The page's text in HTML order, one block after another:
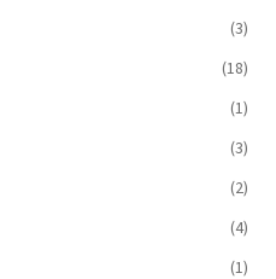
(3)
(18)
(1)
(3)
(2)
(4)
(1)